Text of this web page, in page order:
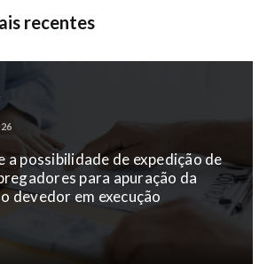
recentes
a possibilidade de expedição de
para apuração da
devedor em execução